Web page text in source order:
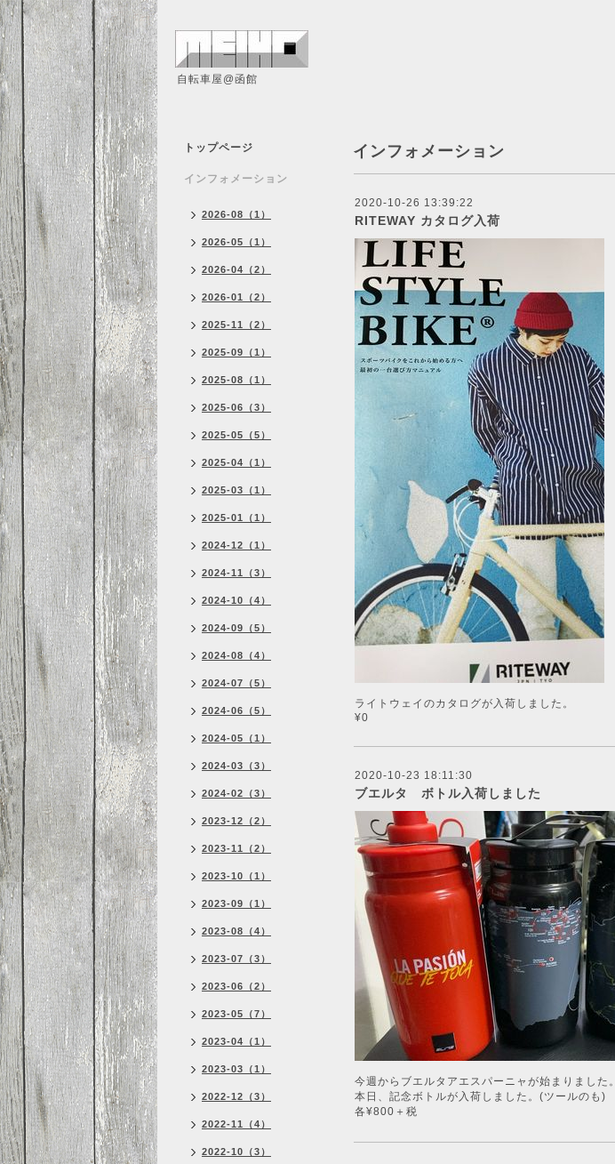
自転車屋@函館
インフォメーション
2020-10-26 13:39:22
RITEWAY カタログ入荷
ライトウェイのカタログが入荷しました。
¥0
2020-10-23 18:11:30
ブエルタ ボトル入荷しました
今週からブエルタアエスパーニャが始まりました。
本日、記念ボトルが入荷しました。(ツールのも)
各¥800＋税
トップページ
インフォメーション
2026-08（1）
2026-05（1）
2026-04（2）
2026-01（2）
2025-11（2）
2025-09（1）
2025-08（1）
2025-06（3）
2025-05（5）
2025-04（1）
2025-03（1）
2025-01（1）
2024-12（1）
2024-11（3）
2024-10（4）
2024-09（5）
2024-08（4）
2024-07（5）
2024-06（5）
2024-05（1）
2024-03（3）
2024-02（3）
2023-12（2）
2023-11（2）
2023-10（1）
2023-09（1）
2023-08（4）
2023-07（3）
2023-06（2）
2023-05（7）
2023-04（1）
2023-03（1）
2022-12（3）
2022-11（4）
2022-10（3）